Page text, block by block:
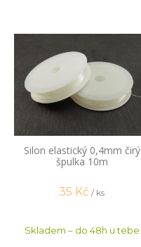
Silon elastický 0,4mm čirý
špulka 10m
35 Kč / ks
Skladem – do 48h u tebe